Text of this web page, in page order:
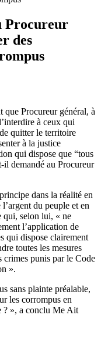
Procureur
des
que Procureur général, à
à ceux qui
quitter le territoire
à la justice
qui dispose que “tous
il demandé au Procureur
dans la réalité en
du peuple et en
qui, selon lui, « ne
l’application de
qui dispose clairement
toutes les mesures
crimes punis par le Code
».
sans plainte préalable,
les corrompus en
? », a conclu Me Ait